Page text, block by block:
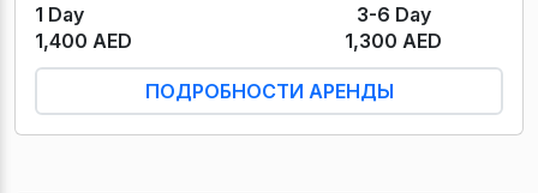
1 Day
3-6 Day
1,400 AED
1,300 AED
ПОДРОБНОСТИ АРЕНДЫ